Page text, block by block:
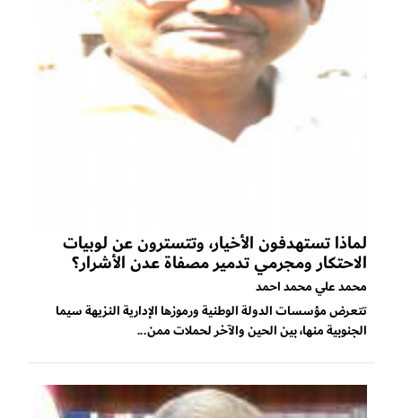
لماذا تستهدفون الأخيار، وتتسترون عن لوبيات
الاحتكار ومجرمي تدمير مصفاة عدن الأشرار؟
محمد علي محمد احمد
تتعرض مؤسسات الدولة الوطنية ورموزها الإدارية النزيهة سيما
الجنوبية منها، بين الحين والآخر لحملات ممن...